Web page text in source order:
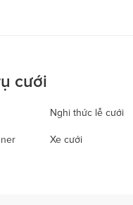
cưới
Nghi thức lễ cưới
Xe cưới